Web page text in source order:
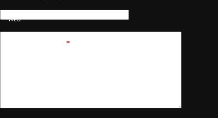
Web
*